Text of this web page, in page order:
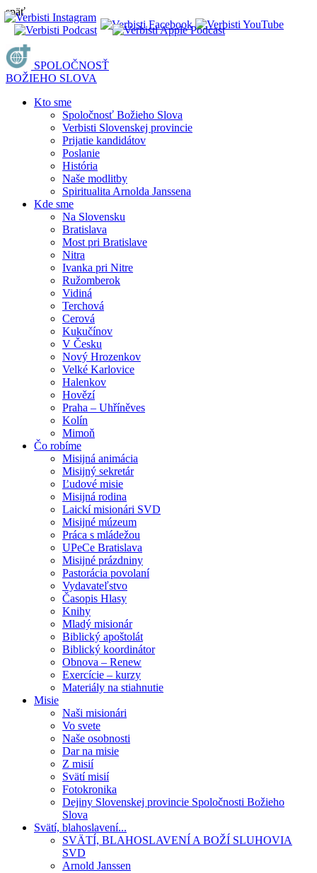
späť
SPOLOČNOSŤ
BOŽIEHO SLOVA
Kto sme
Spoločnosť Božieho Slova
Verbisti Slovenskej provincie
Prijatie kandidátov
Poslanie
História
Naše modlitby
Spiritualita Arnolda Janssena
Kde sme
Na Slovensku
Bratislava
Most pri Bratislave
Nitra
Ivanka pri Nitre
Ružomberok
Vidiná
Terchová
Cerová
Kukučínov
V Česku
Nový Hrozenkov
Velké Karlovice
Halenkov
Hovězí
Praha – Uhříněves
Kolín
Mimoň
Čo robíme
Misijná animácia
Misijný sekretár
Ľudové misie
Misijná rodina
Laickí misionári SVD
Misijné múzeum
Práca s mládežou
UPeCe Bratislava
Misijné prázdniny
Pastorácia povolaní
Vydavateľstvo
Časopis Hlasy
Knihy
Mladý misionár
Biblický apoštolát
Biblický koordinátor
Obnova – Renew
Exercície – kurzy
Materiály na stiahnutie
Misie
Naši misionári
Vo svete
Naše osobnosti
Dar na misie
Z misií
Svätí misií
Fotokronika
Dejiny Slovenskej provincie Spoločnosti Božieho
Slova
Svätí, blahoslavení...
SVÄTÍ, BLAHOSLAVENÍ A BOŽÍ SLUHOVIA
SVD
Arnold Janssen